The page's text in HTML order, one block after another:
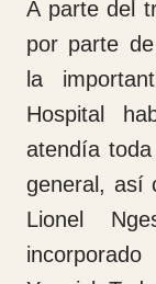
En la planta de